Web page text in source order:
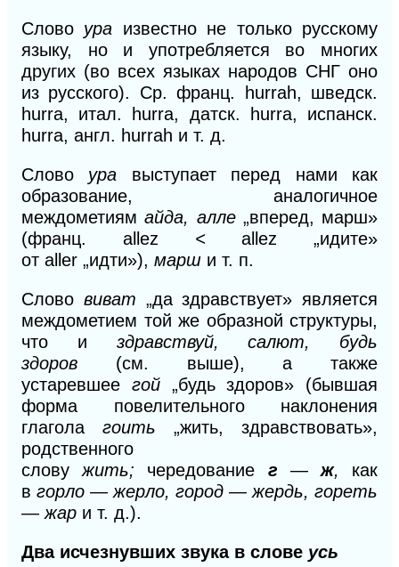
Слово ура известно не только русскому
языку, но и употребляется во многих
других (во всех языках народов СНГ оно
из русского). Ср. франц. hurrah, шведск.
hurra, итал. hurra, датск. hurra, испанск.
hurra, англ. hurrah и т. д.
Слово ура выступает перед нами как
образование, аналогичное
междометиямайда, алле „вперед, марш»
(франц. allez <allez „идите»
от aller „идти»), марш и т. п.
Слово виват „да здравствует» является
междометием той же образной структуры,
что и здравствуй, салют, будь
здоров (см. выше), а также
устаревшее гой „будь здоров» (бывшая
форма повелительного наклонения
глагола гоить „жить, здравствовать»,
родственного
словужить; чередование г — ж, как
в горло — жерло, город — жердь, гореть
— жар и т. д.).
Два исчезнувших звука в слове усь